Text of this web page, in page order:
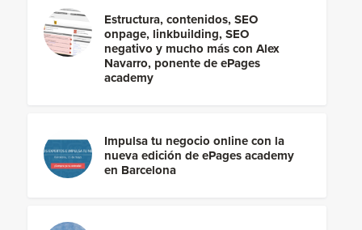
Estructura, contenidos, SEO
onpage, linkbuilding, SEO
negativo y mucho más con Alex
Navarro, ponente de ePages
academy
Impulsa tu negocio online con la
nueva edición de ePages academy
en Barcelona